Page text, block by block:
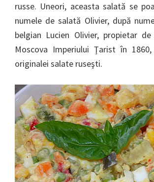
russe. Uneori, aceasta salată se
numele de salată Olivier, după
belgian Lucien Olivier, propietar
Moscova Imperiului Ţarist în
originalei salate ruseşti.